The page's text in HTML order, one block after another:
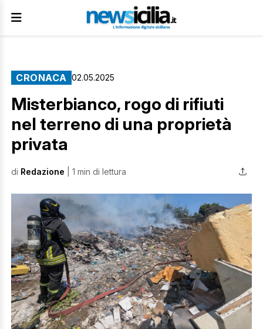
CRONACA 02.05.2025
Misterbianco, rogo di rifiuti
nel terreno di una proprietà
privata
di Redazione | 1 min di lettura